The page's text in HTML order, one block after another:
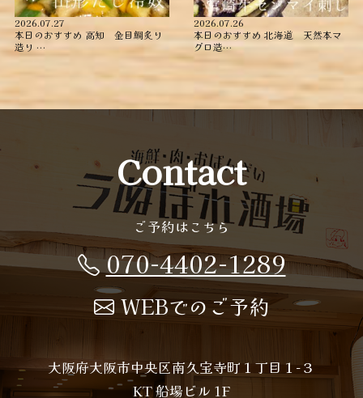
2026.07.27
本日のおすすめ ︎高知 金目鯛炙り
造り ︎…
2026.07.26
本日のおすすめ ︎北海道 天然本マ
グロ造…
Contact
ご予約はこちら
070-4402-1289
WEBでのご予約
大阪府大阪市中央区南久宝寺町１丁目１−３
KT 船場ビル 1F